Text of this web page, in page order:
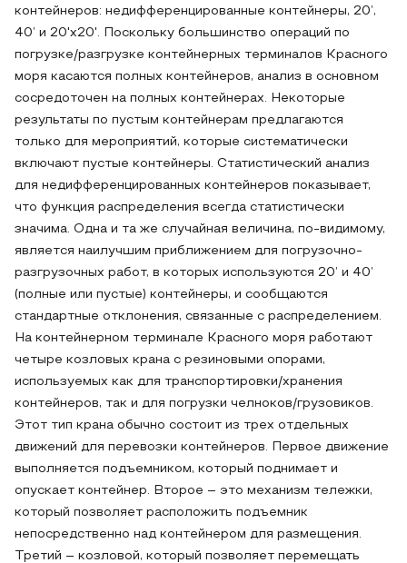
контейнеров: недифференцированные контейнеры, 20’,
40’ и 20'x20'. Поскольку большинство операций по
погрузке/разгрузке контейнерных терминалов Красного
моря касаются полных контейнеров, анализ в основном
сосредоточен на полных контейнерах. Некоторые
результаты по пустым контейнерам предлагаются
только для мероприятий, которые систематически
включают пустые контейнеры. Статистический анализ
для недифференцированных контейнеров показывает,
что функция распределения всегда статистически
значима. Одна и та же случайная величина, по-видимому,
является наилучшим приближением для погрузочно-
разгрузочных работ, в которых используются 20’ и 40’
(полные или пустые) контейнеры, и сообщаются
стандартные отклонения, связанные с распределением.
На контейнерном терминале Красного моря работают
четыре козловых крана с резиновыми опорами,
используемых как для транспортировки/хранения
контейнеров, так и для погрузки челноков/грузовиков.
Этот тип крана обычно состоит из трех отдельных
движений для перевозки контейнеров. Первое движение
выполняется подъемником, который поднимает и
опускает контейнер. Второе – это механизм тележки,
который позволяет расположить подъемник
непосредственно над контейнером для размещения.
Третий – козловой, который позволяет перемещать